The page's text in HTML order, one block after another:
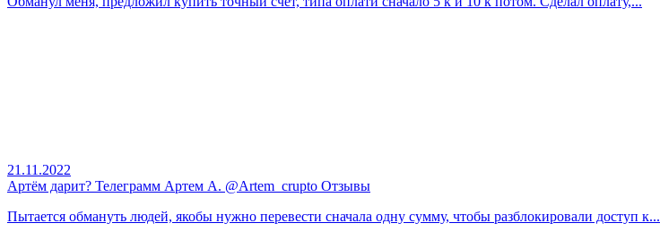
21.11.2022
Артём дарит? Телеграмм Артем А. @Artem_crupto Отзывы
Пытается обмануть людей, якобы нужно перевести сначала одну сумму, чтобы разблокировали доступ к...